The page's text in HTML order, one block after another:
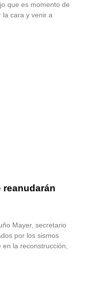
que es momento de
la cara y venir a
reanudarán
Mayer, secretario
por los sismos
la reconstrucción,